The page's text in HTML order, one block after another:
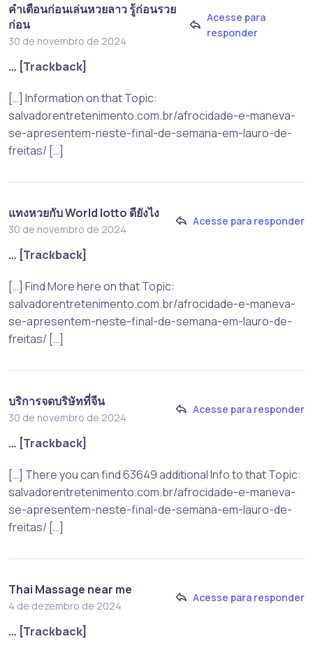
คำเตือนก่อนเล่นหวยลาว รู้ก่อนรวย
ก่อน
30 de novembro de 2024
Acesse para
responder
… [Trackback]
[…] Information on that Topic:
salvadorentretenimento.com.br/afrocidade-e-maneva-
se-apresentem-neste-final-de-semana-em-lauro-de-
freitas/ […]
แทงหวยกับ World lotto ดียังไง
30 de novembro de 2024
Acesse para responder
… [Trackback]
[…] Find More here on that Topic:
salvadorentretenimento.com.br/afrocidade-e-maneva-
se-apresentem-neste-final-de-semana-em-lauro-de-
freitas/ […]
บริการจดบริษัทที่จีน
30 de novembro de 2024
Acesse para responder
… [Trackback]
[…] There you can find 63649 additional Info to that Topic:
salvadorentretenimento.com.br/afrocidade-e-maneva-
se-apresentem-neste-final-de-semana-em-lauro-de-
freitas/ […]
Thai Massage near me
4 de dezembro de 2024
Acesse para responder
… [Trackback]